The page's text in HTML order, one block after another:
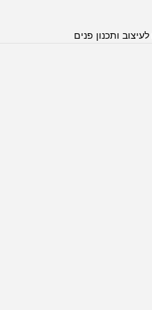
ותכנון פנים